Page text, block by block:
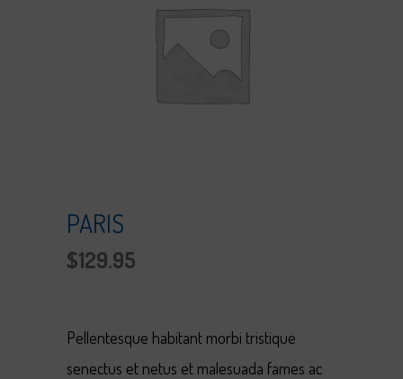
PARIS
$129.95
Pellentesque habitant morbi tristique
senectus et netus et malesuada fames ac